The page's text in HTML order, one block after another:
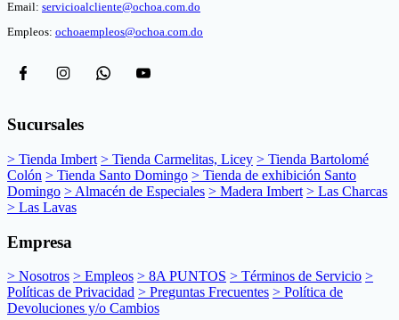
Email: servicioalcliente@ochoa.com.do
Empleos: ochoaempleos@ochoa.com.do
Sucursales
> Tienda Imbert > Tienda Carmelitas, Licey > Tienda Bartolomé
Colón > Tienda Santo Domingo > Tienda de exhibición Santo
Domingo > Almacén de Especiales > Madera Imbert > Las Charcas
> Las Lavas
Empresa
> Nosotros > Empleos > 8A PUNTOS > Términos de Servicio >
Políticas de Privacidad > Preguntas Frecuentes > Política de
Devoluciones y/o Cambios